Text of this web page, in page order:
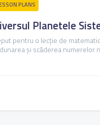
PLANS
Planetele
pentru o lecție de
și scăderea numerelor